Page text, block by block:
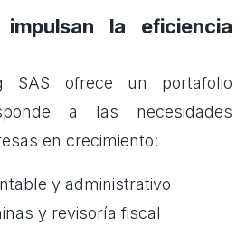
la eficiencia
SAS ofrece un portafolio
a las necesidades
en crecimiento:
y administrativo
y revisoría fiscal